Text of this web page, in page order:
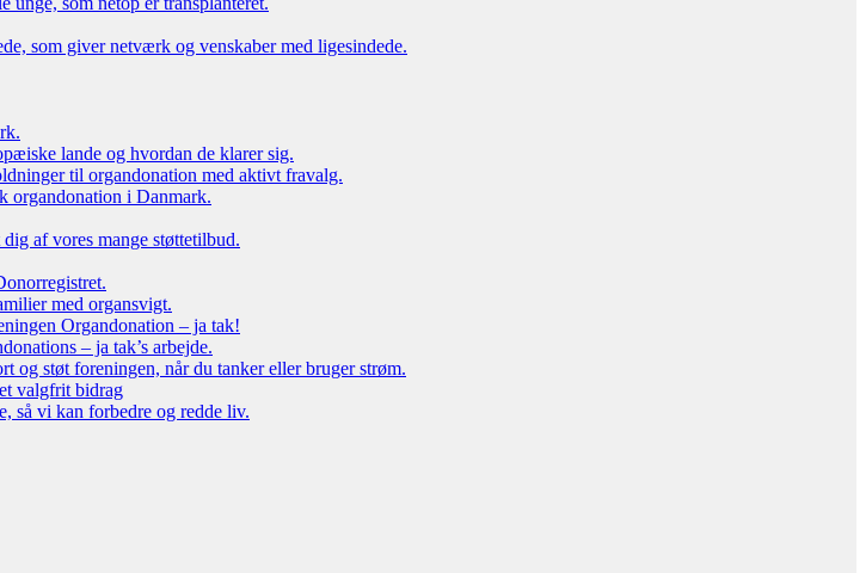
som giver netværk og venskaber med ligesindede.
lande og hvordan de klarer sig.
til organdonation med aktivt fravalg.
organdonation i Danmark.
af vores mange støttetilbud.
med organsvigt.
Organdonation – ja tak!
– ja tak’s arbejde.
og støt foreningen, når du tanker eller bruger strøm.
valgfrit bidrag
så vi kan forbedre og redde liv.